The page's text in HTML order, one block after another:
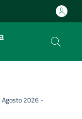
Agosto 2026 -